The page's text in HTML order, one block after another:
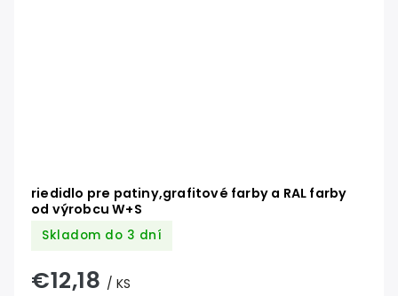
riedidlo pre patiny,grafitové farby a RAL farby
od výrobcu W+S
Skladom do 3 dní
€12,18 / KS